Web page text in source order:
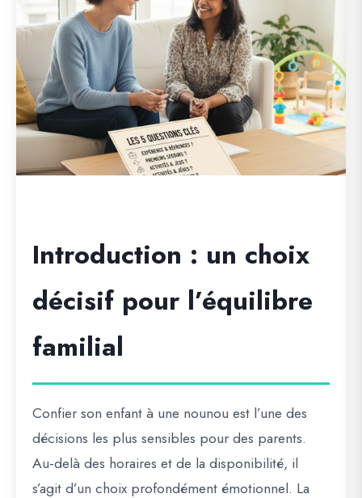
Introduction : un choix
décisif pour l’équilibre
familial
Confier son enfant à une nounou est l’une des
décisions les plus sensibles pour des parents.
Au-delà des horaires et de la disponibilité, il
s’agit d’un choix profondément émotionnel. La